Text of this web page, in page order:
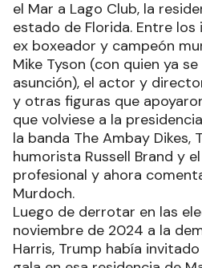
el Mar a Lago Club, la
estado de Florida. Entre
ex boxeador y campeón
Mike Tyson (con quien ya
asunción), el actor y
y otras figuras que
que volviese a la
la banda The Ambay Dikes,
humorista Russell Brand y
profesional y ahora
Murdoch.
Luego de derrotar en las
noviembre de 2024 a la
Harris, Trump había